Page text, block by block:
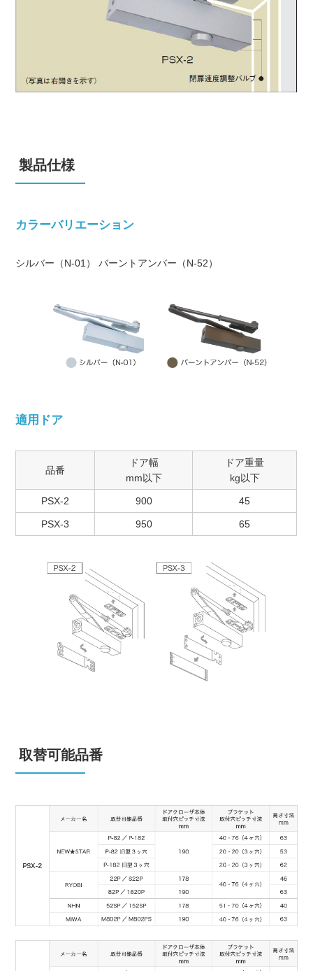
製品仕様
カラーバリエーション
シルバー（N-01） バーントアンバー（N-52）
適用ドア
品番
ドア幅
mm以下
ドア重量
kg以下
PSX-2 900 45
PSX-3 950 65
取替可能品番